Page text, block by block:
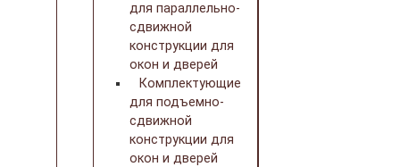
для параллельно-
сдвижной
конструкции для
окон и дверей
Комплектующие
для подъемно-
сдвижной
конструкции для
окон и дверей